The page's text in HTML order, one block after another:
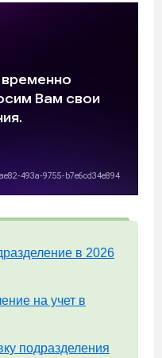
в 2026
на учет в
подразделения